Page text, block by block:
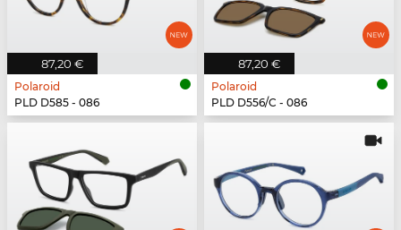
87,20 €
Polaroid
PLD D585 - 086
87,20 €
Polaroid
PLD D556/C - 086